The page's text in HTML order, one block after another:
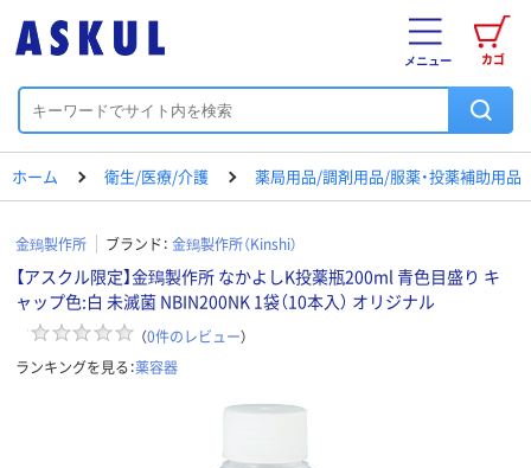
カゴ
メニュー
ホーム 衛生/医療/介護 薬局用品/調剤用品/服薬・投薬補助用品
金鵄製作所 ブランド： 金鵄製作所（Kinshi）
【アスクル限定】金鵄製作所 なかよしK投薬瓶200ml 青色目盛り キ
ャップ色:白 未滅菌 NBIN200NK 1袋（10本入） オリジナル
（0件のレビュー）
ランキングを見る：薬容器